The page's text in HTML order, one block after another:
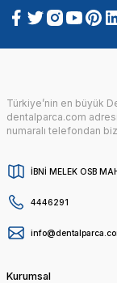
Türkiye’nin en büyük
dentalparca.com
numaralı telefondan
İBNİ MELEK OSB
4446291
Kurumsal